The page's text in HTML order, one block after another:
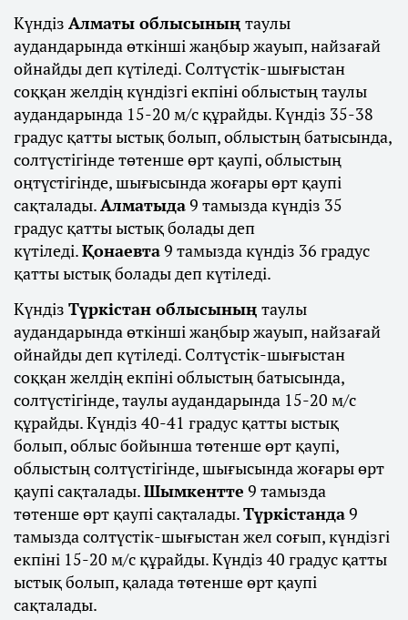
Күндіз Алматы облысының таулы
аудандарында өткінші жаңбыр жауып, найзағай
ойнайды деп күтіледі. Солтүстік-шығыстан
соққан желдің күндізгі екпіні облыстың таулы
аудандарында 15-20 м/с құрайды. Күндіз 35-38
градус қатты ыстық болып, облыстың батысында,
солтүстігінде төтенше өрт қаупі, облыстың
оңтүстігінде, шығысында жоғары өрт қаупі
сақталады.Алматыда9 тамызда күндіз 35
градус қатты ыстық болады деп
күтіледі.Қонаевта9 тамызда күндіз 36 градус
қатты ыстық болады деп күтіледі.
Күндіз Түркістан облысының таулы
аудандарында өткінші жаңбыр жауып, найзағай
ойнайды деп күтіледі. Солтүстік-шығыстан
соққан желдің екпіні облыстың батысында,
солтүстігінде, таулы аудандарында 15-20 м/с
құрайды. Күндіз 40-41 градус қатты ыстық
болып, облыс бойынша төтенше өрт қаупі,
облыстың солтүстігінде, шығысында жоғары өрт
қаупі сақталады.Шымкентте 9 тамызда
төтенше өрт қаупі сақталады.Түркістанда9
тамызда солтүстік-шығыстан жел соғып, күндізгі
екпіні 15-20 м/с құрайды. Күндіз 40 градус қатты
ыстық болып, қалада төтенше өрт қаупі
сақталады.